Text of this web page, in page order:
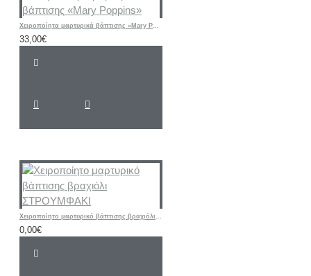
Χειροποίητα μαρτυρικά βάπτισης «Mary Poppins»
33,00€
Χειροποίητο μαρτυρικό βάπτισης βραχιόλι ΣΤΡΟΥΜΦΑΚΙ
0,00€